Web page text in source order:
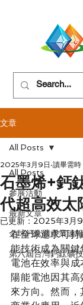
文章
All Posts
參展活動
最新文章
全球鈣鈦礦產業速報
第六屆台灣鈣鈦礦
All Posts
石墨烯+鈣
代超高效太
2025年3月9日 讀畢需
已更新： 2025年3月9
在全球追求可
能技術成為關
電池在效率與
陽能電池因其
來方向。然而